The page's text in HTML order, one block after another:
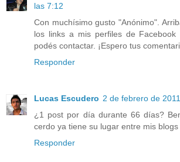
las 7:12
Con muchísimo gusto "Anónimo".
los links a mis perfiles de Facebook
podés contactar. ¡Espero tus
Responder
Lucas Escudero 2 de febrero de
¿1 post por día durante 66 días?
cerdo ya tiene su lugar entre mis blogs
Responder